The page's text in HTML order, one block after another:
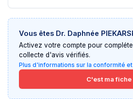
Vous êtes Dr. Daphnée
Activez votre compte pour
collecte d'avis vérifiés.
Plus d'informations sur la conformité et
C'est ma fiche